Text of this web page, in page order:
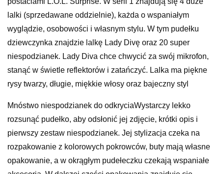
lalki (sprzedawane oddzielnie), każda o wspaniałym
wyglądzie, osobowości i własnym stylu. W tym pudełku
dziewczynka znajdzie lalkę Lady Divę oraz 20 super
niespodzianek. Lady Diva chce chwycić za swój mikrofon,
stanąć w świetle reflektorów i zatańczyć. Lalka ma piękne
rysy twarzy, długie, miękkie włosy oraz bajeczny styl
Mnóstwo niespodzianek do odkryciaWystarczy lekko
rozsunąć pudełko, aby odsłonić jej zdjęcie, krótki opis i
pierwszy zestaw niespodzianek. Jej stylizacja czeka na
rozpakowanie z kolorowych pokrowców, buty mają własne
opakowanie, a w okrągłym pudełeczku czekają wspaniałe